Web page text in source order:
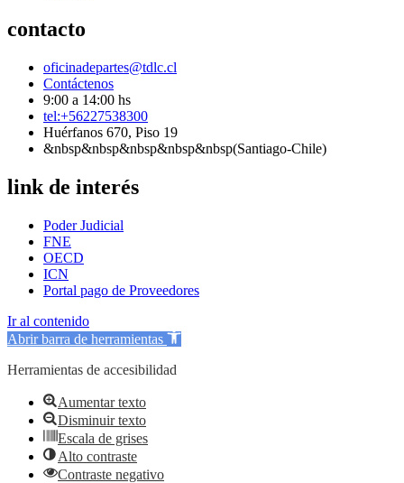
contacto
oficinadepartes@tdlc.cl
Contáctenos
9:00 a 14:00 hs
tel:+56227538300
Huérfanos 670, Piso 19
&nbsp&nbsp&nbsp&nbsp&nbsp(Santiago-Chile)
link de interés
Poder Judicial
FNE
OECD
ICN
Portal pago de Proveedores
Ir al contenido
Abrir barra de herramientas
Herramientas de accesibilidad
Aumentar texto
Disminuir texto
Escala de grises
Alto contraste
Contraste negativo